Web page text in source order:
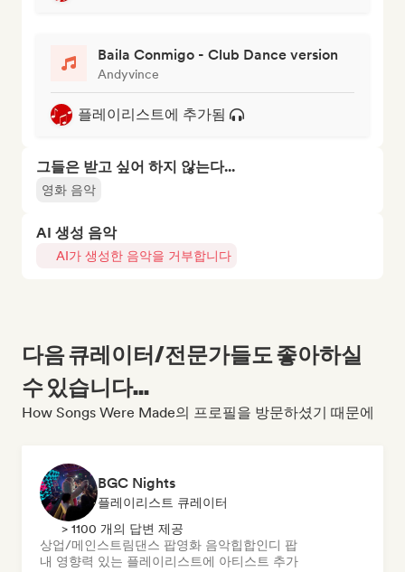
Baila Conmigo - Club Dance version
Andyvince
플레이리스트에 추가됨
그들은 받고 싶어 하지 않는다...
영화 음악
AI 생성 음악
AI가 생성한 음악을 거부합니다
다음 큐레이터/전문가들도 좋아하실
수 있습니다...
How Songs Were Made의 프로필을 방문하셨기 때문에
BGC Nights
플레이리스트 큐레이터
> 1100 개의 답변 제공
상업/메인스트림댄스 팝영화 음악힙합인디 팝
내 영향력 있는 플레이리스트에 아티스트 추가